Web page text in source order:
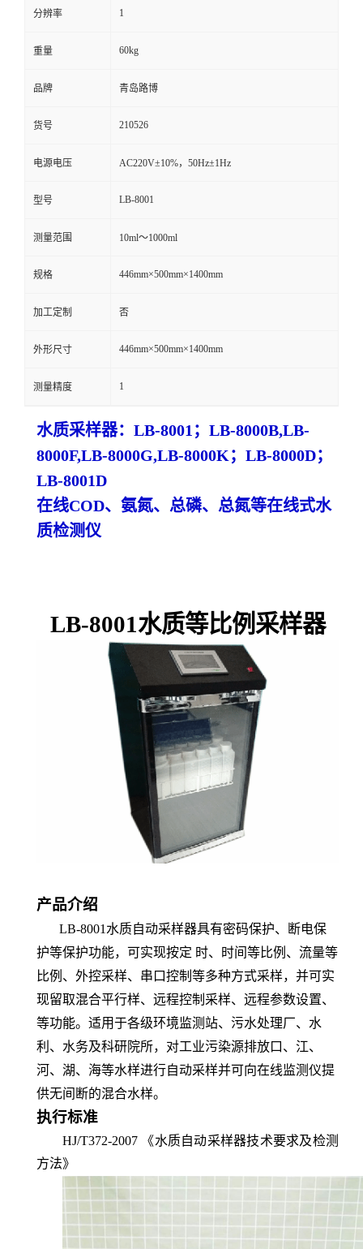
言
分辨率 1
重量 60kg
品牌 青岛路博
货号 210526
电源电压 AC220V±10%，50Hz±1Hz
型号 LB-8001
测量范围 10ml～1000ml
规格 446mm×500mm×1400mm
加工定制 否
外形尺寸 446mm×500mm×1400mm
测量精度 1
水质采样器： LB-8001 ； LB-8000B,LB-
8000F,LB-8000G,LB-8000K； LB-8000D；
LB-8001D
在线COD、氨氮、总磷、总氮等在线式水
质检测仪
LB-8001水质等比例采样器
产品介绍
LB-8001 水质自动采样器具有密码保护、断电保
护等保护功能，可实现按定 时、时间等比例、流量等
比例、外控采样、串口控制等多种方式采样， 并可实
现留取混合平行样、远程控制采样、远程参数设置、
等功能。 适用于各级环境监测站、污水处理厂、水
利、水务及科研院所，对工业污染源排放口、江、
河、湖、海等水样进行自动采样并可向在线监测仪提
供无间断的混合水样。
执行标准
HJ/T372-2007 《水质自动采样器技术要求及检测
方法》